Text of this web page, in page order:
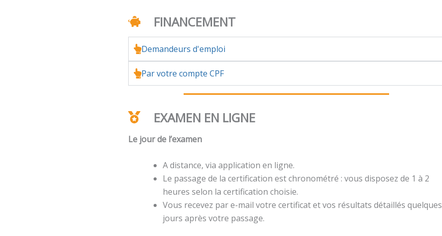
FINANCEMENT
Demandeurs d'emploi
Par votre compte CPF
EXAMEN EN LIGNE
Le jour de l’examen
A distance, via application en ligne.
Le passage de la certification est chronométré : vous disposez de 1 à 2
heures selon la certification choisie.
Vous recevez par e-mail votre certificat et vos résultats détaillés quelques
jours après votre passage.